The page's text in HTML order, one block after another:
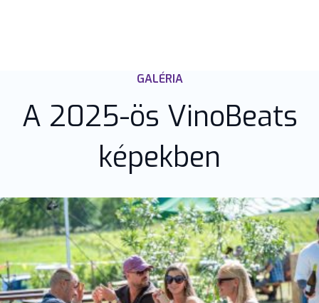
GALÉRIA
A 2025-ös VinoBeats
képekben